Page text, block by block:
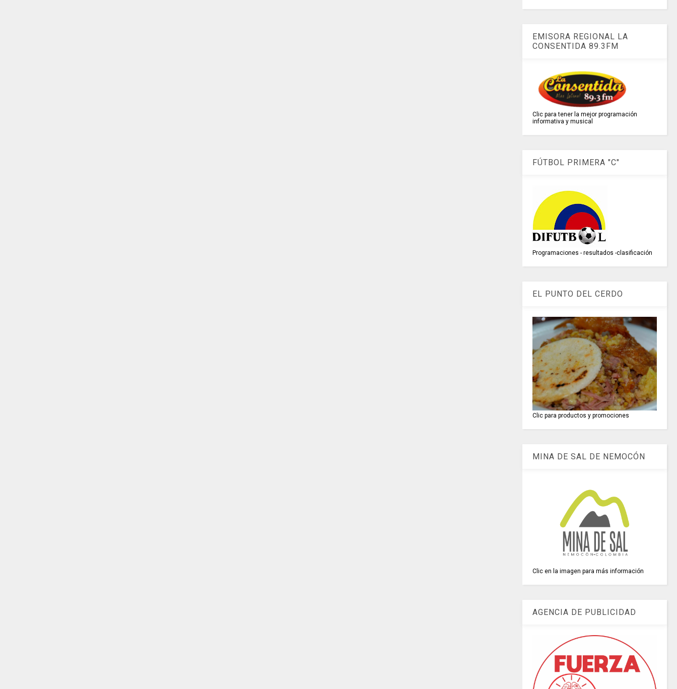
EMISORA REGIONAL LA
CONSENTIDA 89.3FM
Clic para tener la mejor programación
informativa y musical
FÚTBOL PRIMERA "C"
Programaciones - resultados -clasificación
EL PUNTO DEL CERDO
Clic para productos y promociones
MINA DE SAL DE NEMOCÓN
Clic en la imagen para más información
AGENCIA DE PUBLICIDAD